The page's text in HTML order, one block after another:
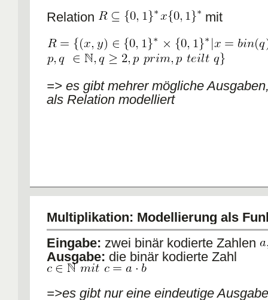
Relation
mit
=> es gibt mehrer mögliche
als Relation modelliert
Multiplikation: Modellierung als
Eingabe: zwei binär kodierte Zahlen
Ausgabe: die binär kodierte Zahl
=>es gibt nur eine eindeutige